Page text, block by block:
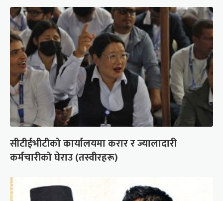
सीटीईभीटीको कार्यालयमा करार र ज्यालादारी
कर्मचारीको घेराउ (तस्वीरहरू)